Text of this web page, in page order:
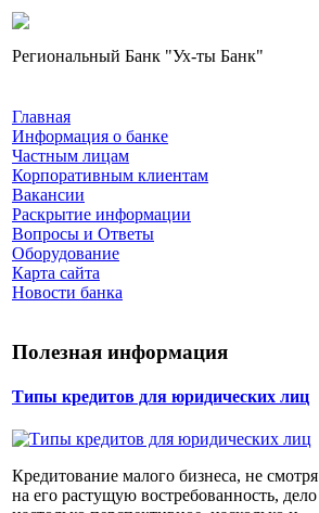
Региональный Банк "Ух-ты Банк"
Главная
Информация о банке
Частным лицам
Корпоративным клиентам
Вакансии
Раскрытие информации
Вопросы и Ответы
Оборудование
Карта сайта
Новости банка
Полезная информация
Типы кредитов для юридических лиц
Кредитование малого бизнеса, не смотря
на его растущую востребованность, дело